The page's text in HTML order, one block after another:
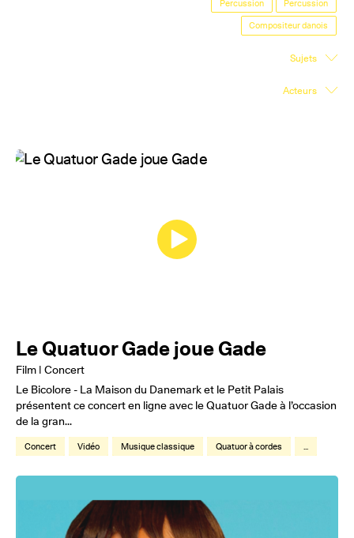
En
Percussion
Percussion
Compositeur danois
Sujets
Acteurs
Le Quatuor Gade joue Gade
Film | Concert
Le Bicolore - La Maison du Danemark et le Petit Palais
présentent ce concert en ligne avec le Quatuor Gade à l’occasion
de la gran...
Concert Vidéo Musique classique Quatuor à cordes ...